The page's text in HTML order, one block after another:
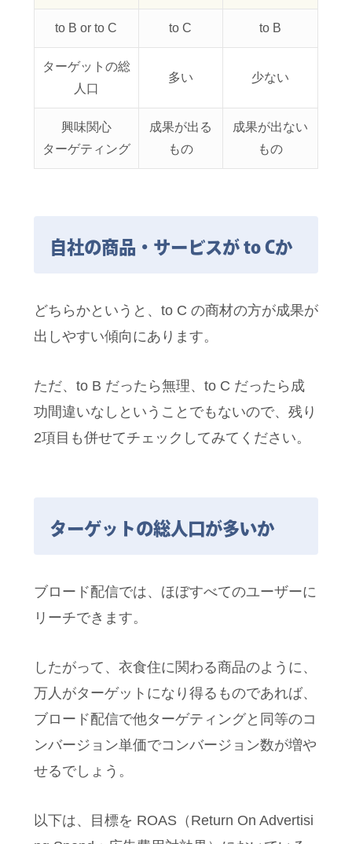
to B or to C to C to B
ターゲットの総
人口
多い 少ない
興味関心
ターゲティング
成果が出る
もの
成果が出ない
もの
自社の商品・サービスが to Cか
どちらかというと、to C の商材の方が成果が
出しやすい傾向にあります。
ただ、to B だったら無理、to C だったら成
功間違いなしということでもないので、残り
2項目も併せてチェックしてみてください。
ターゲットの総人口が多いか
ブロード配信では、ほぼすべてのユーザーに
リーチできます。
したがって、衣食住に関わる商品のように、
万人がターゲットになり得るものであれば、
ブロード配信で他ターゲティングと同等のコ
ンバージョン単価でコンバージョン数が増や
せるでしょう。
以下は、目標を ROAS（Return On Advertisi